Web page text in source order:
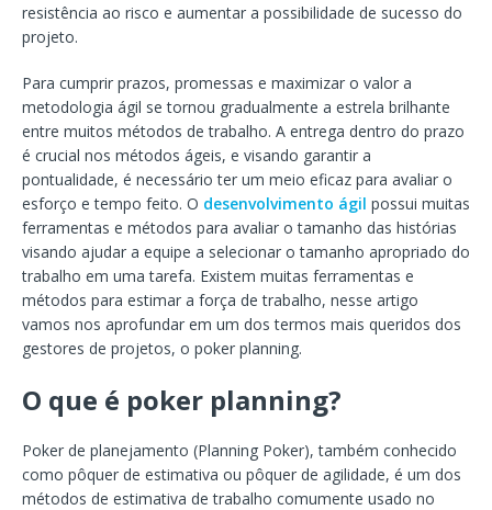
resistência ao risco e aumentar a possibilidade de sucesso do
projeto.
Para cumprir prazos, promessas e maximizar o valor a
metodologia ágil se tornou gradualmente a estrela brilhante
entre muitos métodos de trabalho. A entrega dentro do prazo
é crucial nos métodos ágeis, e visando garantir a
pontualidade, é necessário ter um meio eficaz para avaliar o
esforço e tempo feito. O desenvolvimento ágil possui muitas
ferramentas e métodos para avaliar o tamanho das histórias
visando ajudar a equipe a selecionar o tamanho apropriado do
trabalho em uma tarefa. Existem muitas ferramentas e
métodos para estimar a força de trabalho, nesse artigo
vamos nos aprofundar em um dos termos mais queridos dos
gestores de projetos, o poker planning.
O que é poker planning?
Poker de planejamento (Planning Poker), também conhecido
como pôquer de estimativa ou pôquer de agilidade, é um dos
métodos de estimativa de trabalho comumente usado no